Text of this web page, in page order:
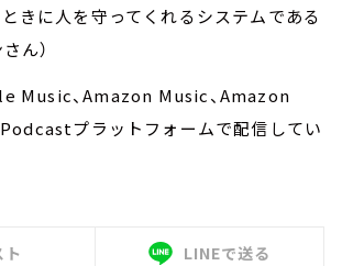
きに人を守ってくれるシステムである
ん）
Music、Amazon Music、Amazon
プラットフォームで配信してい
LINEで送る